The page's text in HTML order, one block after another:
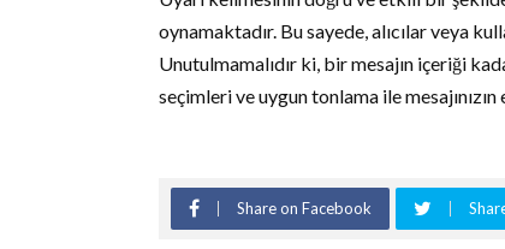
oynamaktadır. Bu sayede, alıcılar veya
Unutulmamalıdır ki, bir mesajın içeriği
seçimleri ve uygun tonlama ile
Share on Facebook